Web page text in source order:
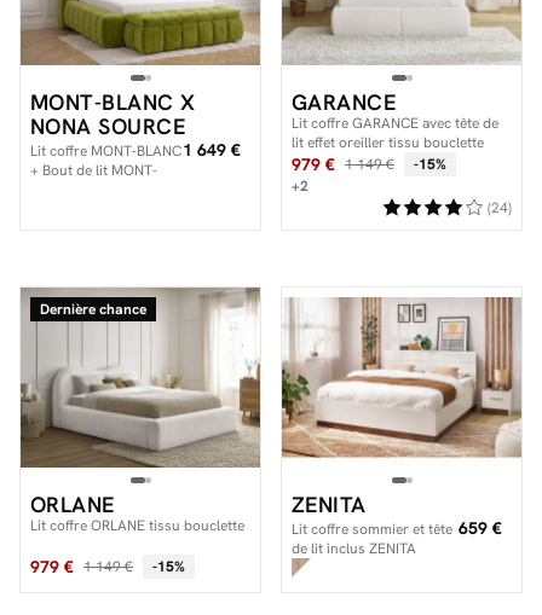
MONT-BLANC X
NONA SOURCE
Lit coffre MONT-BLANC
+ Bout de lit MONT-
1 649 €
GARANCE
Lit coffre GARANCE avec tête de
lit effet oreiller tissu bouclette
979 € 1 149 €
-15%
+2
(24)
Dernière chance
ORLANE
Lit coffre ORLANE tissu bouclette
979 € 1 149 € -15%
ZENITA
Lit coffre sommier et tête
de lit inclus ZENITA
659 €